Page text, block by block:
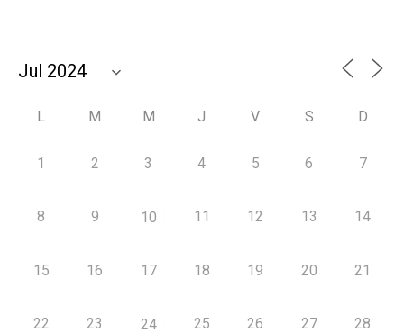
L M M J V S D
1 2 3 4 5 6 7
8 9 10 11 12 13 14
15 16 17 18 19 20 21
22 23 24 25 26 27 28